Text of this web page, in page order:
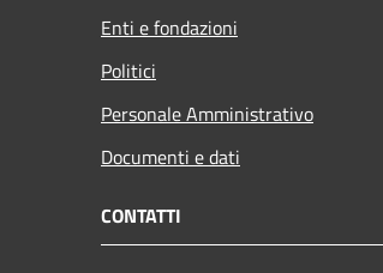
Enti e fondazioni
Politici
Personale Amministrativo
Documenti e dati
CONTATTI